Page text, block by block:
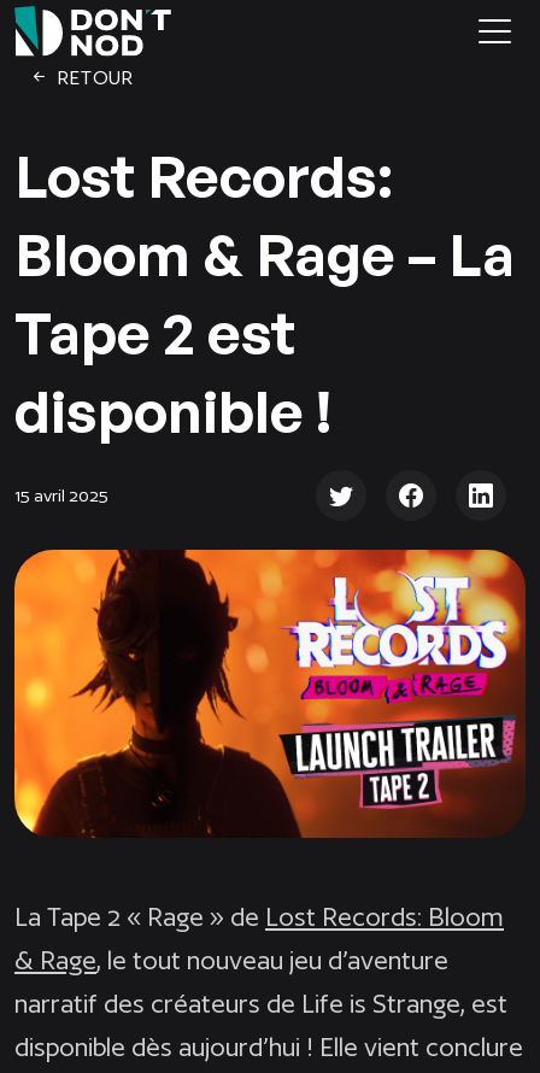
RETOUR
Lost Records:
Bloom & Rage – La
Tape 2 est
disponible !
15 avril 2025
La Tape 2 « Rage » de Lost Records: Bloom
& Rage, le tout nouveau jeu d’aventure
narratif des créateurs de Life is Strange, est
disponible dès aujourd’hui ! Elle vient conclure